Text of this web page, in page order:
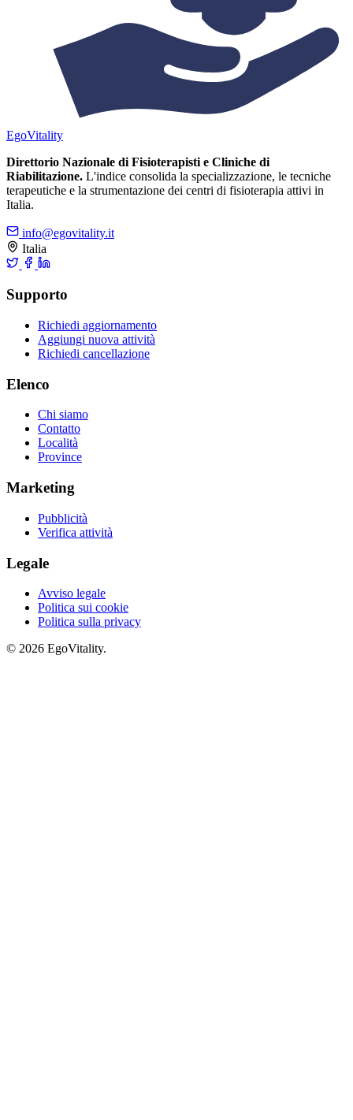
EgoVitality
Direttorio Nazionale di Fisioterapisti e Cliniche di
Riabilitazione. L'indice consolida la specializzazione, le tecniche
terapeutiche e la strumentazione dei centri di fisioterapia attivi in
Italia.
info@egovitality.it
Italia
Supporto
Richiedi aggiornamento
Aggiungi nuova attività
Richiedi cancellazione
Elenco
Chi siamo
Contatto
Località
Province
Marketing
Pubblicità
Verifica attività
Legale
Avviso legale
Politica sui cookie
Politica sulla privacy
© 2026 EgoVitality.